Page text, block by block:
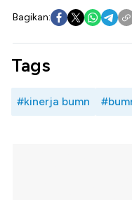
Bagikan:
Tags
#kinerja bumn